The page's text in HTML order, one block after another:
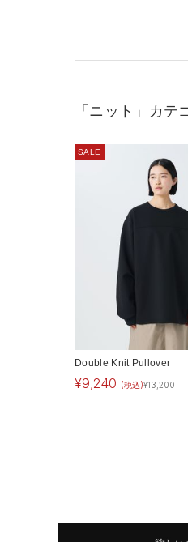
「ニット」カテ
SALE
Double Knit Pullover
¥9,240 (税込)¥13,200